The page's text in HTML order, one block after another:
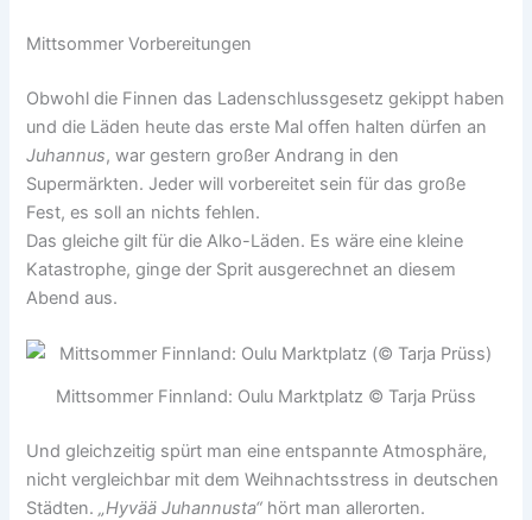
Mittsommer Vorbereitungen
Obwohl die Finnen das Ladenschlussgesetz gekippt haben
und die Läden heute das erste Mal offen halten dürfen an
Juhannus, war gestern großer Andrang in den
Supermärkten. Jeder will vorbereitet sein für das große
Fest, es soll an nichts fehlen.
Das gleiche gilt für die Alko-Läden. Es wäre eine kleine
Katastrophe, ginge der Sprit ausgerechnet an diesem
Abend aus.
Mittsommer Finnland: Oulu Marktplatz © Tarja Prüss
Und gleichzeitig spürt man eine entspannte Atmosphäre,
nicht vergleichbar mit dem Weihnachtsstress in deutschen
Städten.„Hyvää Juhannusta“ hört man allerorten.